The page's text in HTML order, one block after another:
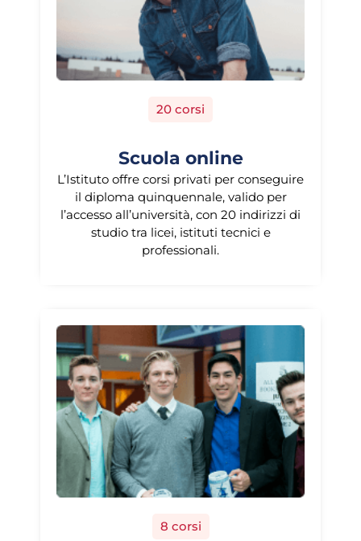
20 corsi
Scuola online
L’Istituto offre corsi privati per conseguire
il diploma quinquennale, valido per
l’accesso all’università, con 20 indirizzi di
studio tra licei, istituti tecnici e
professionali.
8 corsi